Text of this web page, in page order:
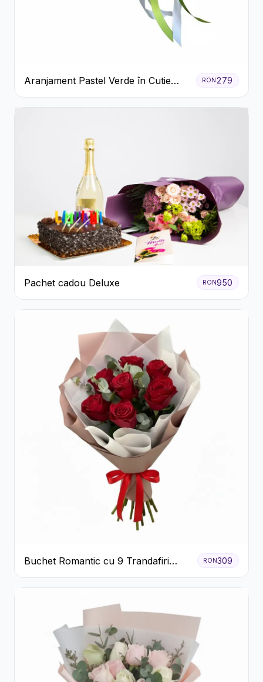
Aranjament Pastel Verde în Cutie
Galben Pal
RON279
Pachet cadou Deluxe RON950
Buchet Romantic cu 9 Trandafiri
Roșii
RON309